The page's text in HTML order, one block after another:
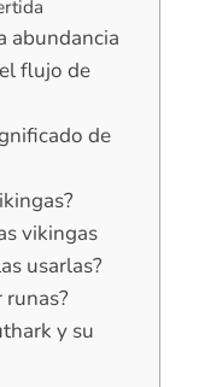
abundancia
flujo de
de
vikingas
usarlas?
runas?
y su